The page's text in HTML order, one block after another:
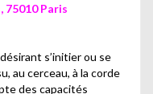
75010 Paris
s’initier ou se
au cerceau, à la corde
des capacités